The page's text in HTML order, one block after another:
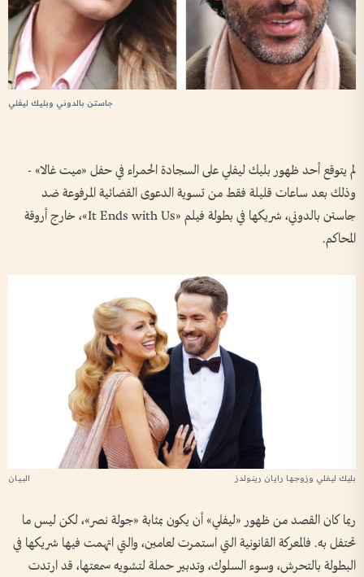
جاستن بالدوني وبليك ليفلي
لم يتوقع أحد ظهور بليك ليفلي على السجادة الحمراء في حفل «ميت غالا» -
وذلك بعد ساعات قليلة فقط من تسوية الدعوى القضائية المرفوعة ضد
جاستن بالدوني، شريكها في بطولة فيلم «It Ends with Us»، خارج أروقة
المحاكم.
بليك ليفلي وزوجها رايان رينولدز
ربما كان القصد من ظهور «ليفلي» أن يكون بمثابة «جولة نصر»، لكن ليس ما
تحتفل به. فالمعركة القانونية التي استمرت لعامين، والتي اتهمت فيها شريكها في
البطولة بالتحرش، وسوء السلوك، وتدبير حملة لتشويه سمعتها، قد ارتدت